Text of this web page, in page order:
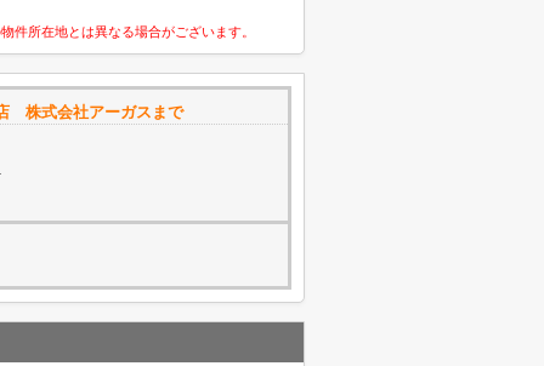
件所在地とは異なる場合がございます。
株式会社アーガスまで